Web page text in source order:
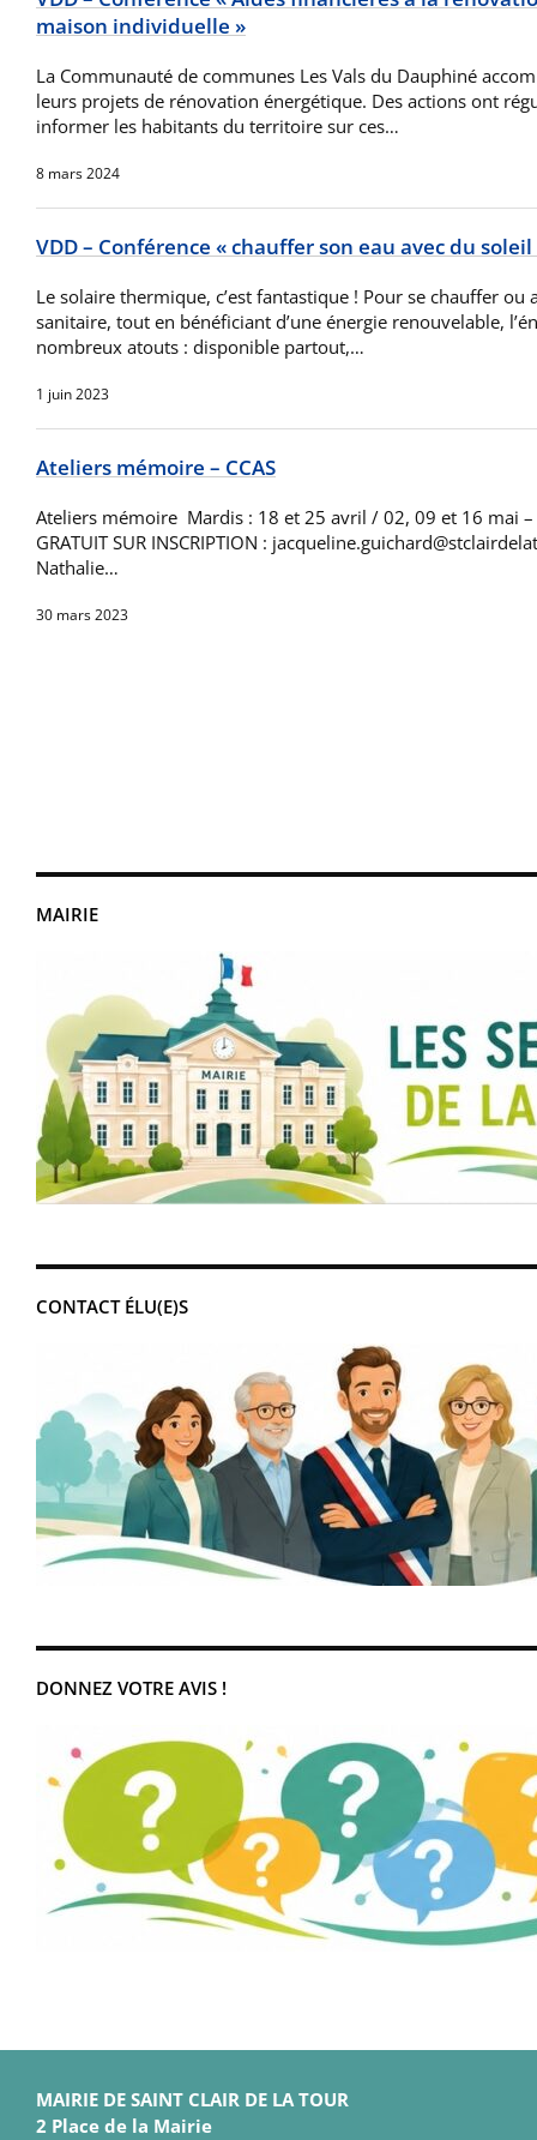
MAIRIE
CONTACT ÉLU(E)S
DONNEZ VOTRE AVIS !
maison individuelle »
La Communauté de communes Les Vals du Dauphiné
leurs projets de rénovation énergétique. Des actions ont
informer les habitants du territoire sur ces…
8 mars 2024
VDD – Conférence « chauffer son eau avec du soleil
Le solaire thermique, c’est fantastique ! Pour se chauffer ou
sanitaire, tout en bénéficiant d’une énergie renouvelable,
nombreux atouts : disponible partout,…
1 juin 2023
Ateliers mémoire – CCAS
Ateliers mémoire Mardis : 18 et 25 avril / 02, 09 et 16 mai
GRATUIT SUR INSCRIPTION :
Nathalie…
30 mars 2023
MAIRIE DE SAINT CLAIR DE LA TOUR
2 Place de la Mairie